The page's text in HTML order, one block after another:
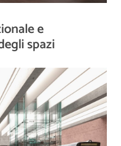
e
spazi